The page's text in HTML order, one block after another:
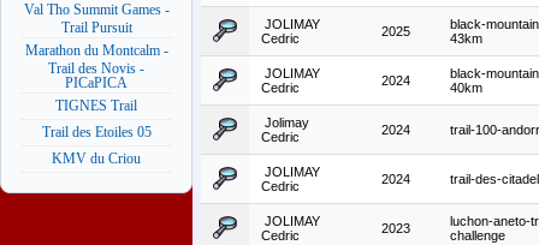
Val Tho Summit Games -
Trail Pursuit
Marathon du Montcalm -
Trail des Novis -
PICaPICA
TIGNES Trail
Trail des Etoiles 05
KMV du Criou
JOLIMAY
Cedric
2025
black-
43km
JOLIMAY
Cedric
2024
black-
40km
Jolimay
Cedric
2024 trail-100-
JOLIMAY
Cedric
2024 trail-des-
JOLIMAY
Cedric
2023
luchon-aneto-
challenge